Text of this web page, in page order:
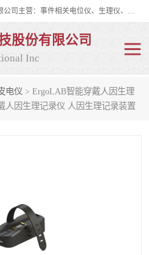
眼动仪多少钱?北京津发科技股份有限公司主营：事件相关电位仪、生理仪、肌电仪、脑电仪、皮电仪、眼动仪；是国家级高新技术企业、科技部认定的科技型中小企业和中关村高新技术企业，具备保密资格，具备自主进出口经营权；自主研发技术、产品与服务荣获多项省部级科学技术奖励、国家发明专利、国家软件著作权和省部级新技术新产品（服务）认证。
股份有限公司
Inc
电仪 > ErgoLAB智能穿戴人因生理
人因生理记录仪 人因生理记录装置
脑电仪
人机交互实验室